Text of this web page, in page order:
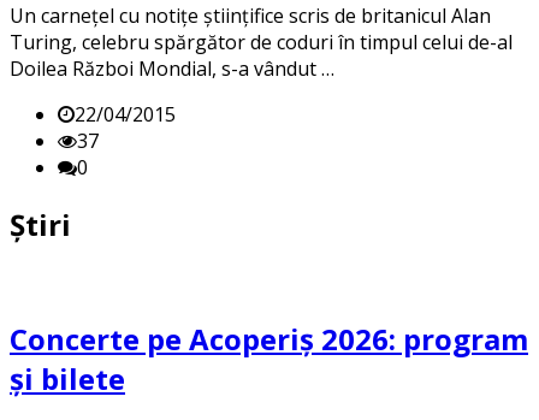
Un carneţel cu notiţe ştiinţifice scris de britanicul Alan
Turing, celebru spărgător de coduri în timpul celui de-al
Doilea Război Mondial, s-a vândut …
22/04/2015
37
0
Știri
Concerte pe Acoperiș 2026: program
și bilete